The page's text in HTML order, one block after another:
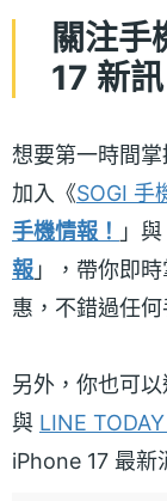
關注手
17 新訊
想要第一時間
加入《SOGI 手
手機情報！ 」與
報 」，帶你即
惠，不錯過任何
另外，你也可
與 LINE
iPhone 17 最新